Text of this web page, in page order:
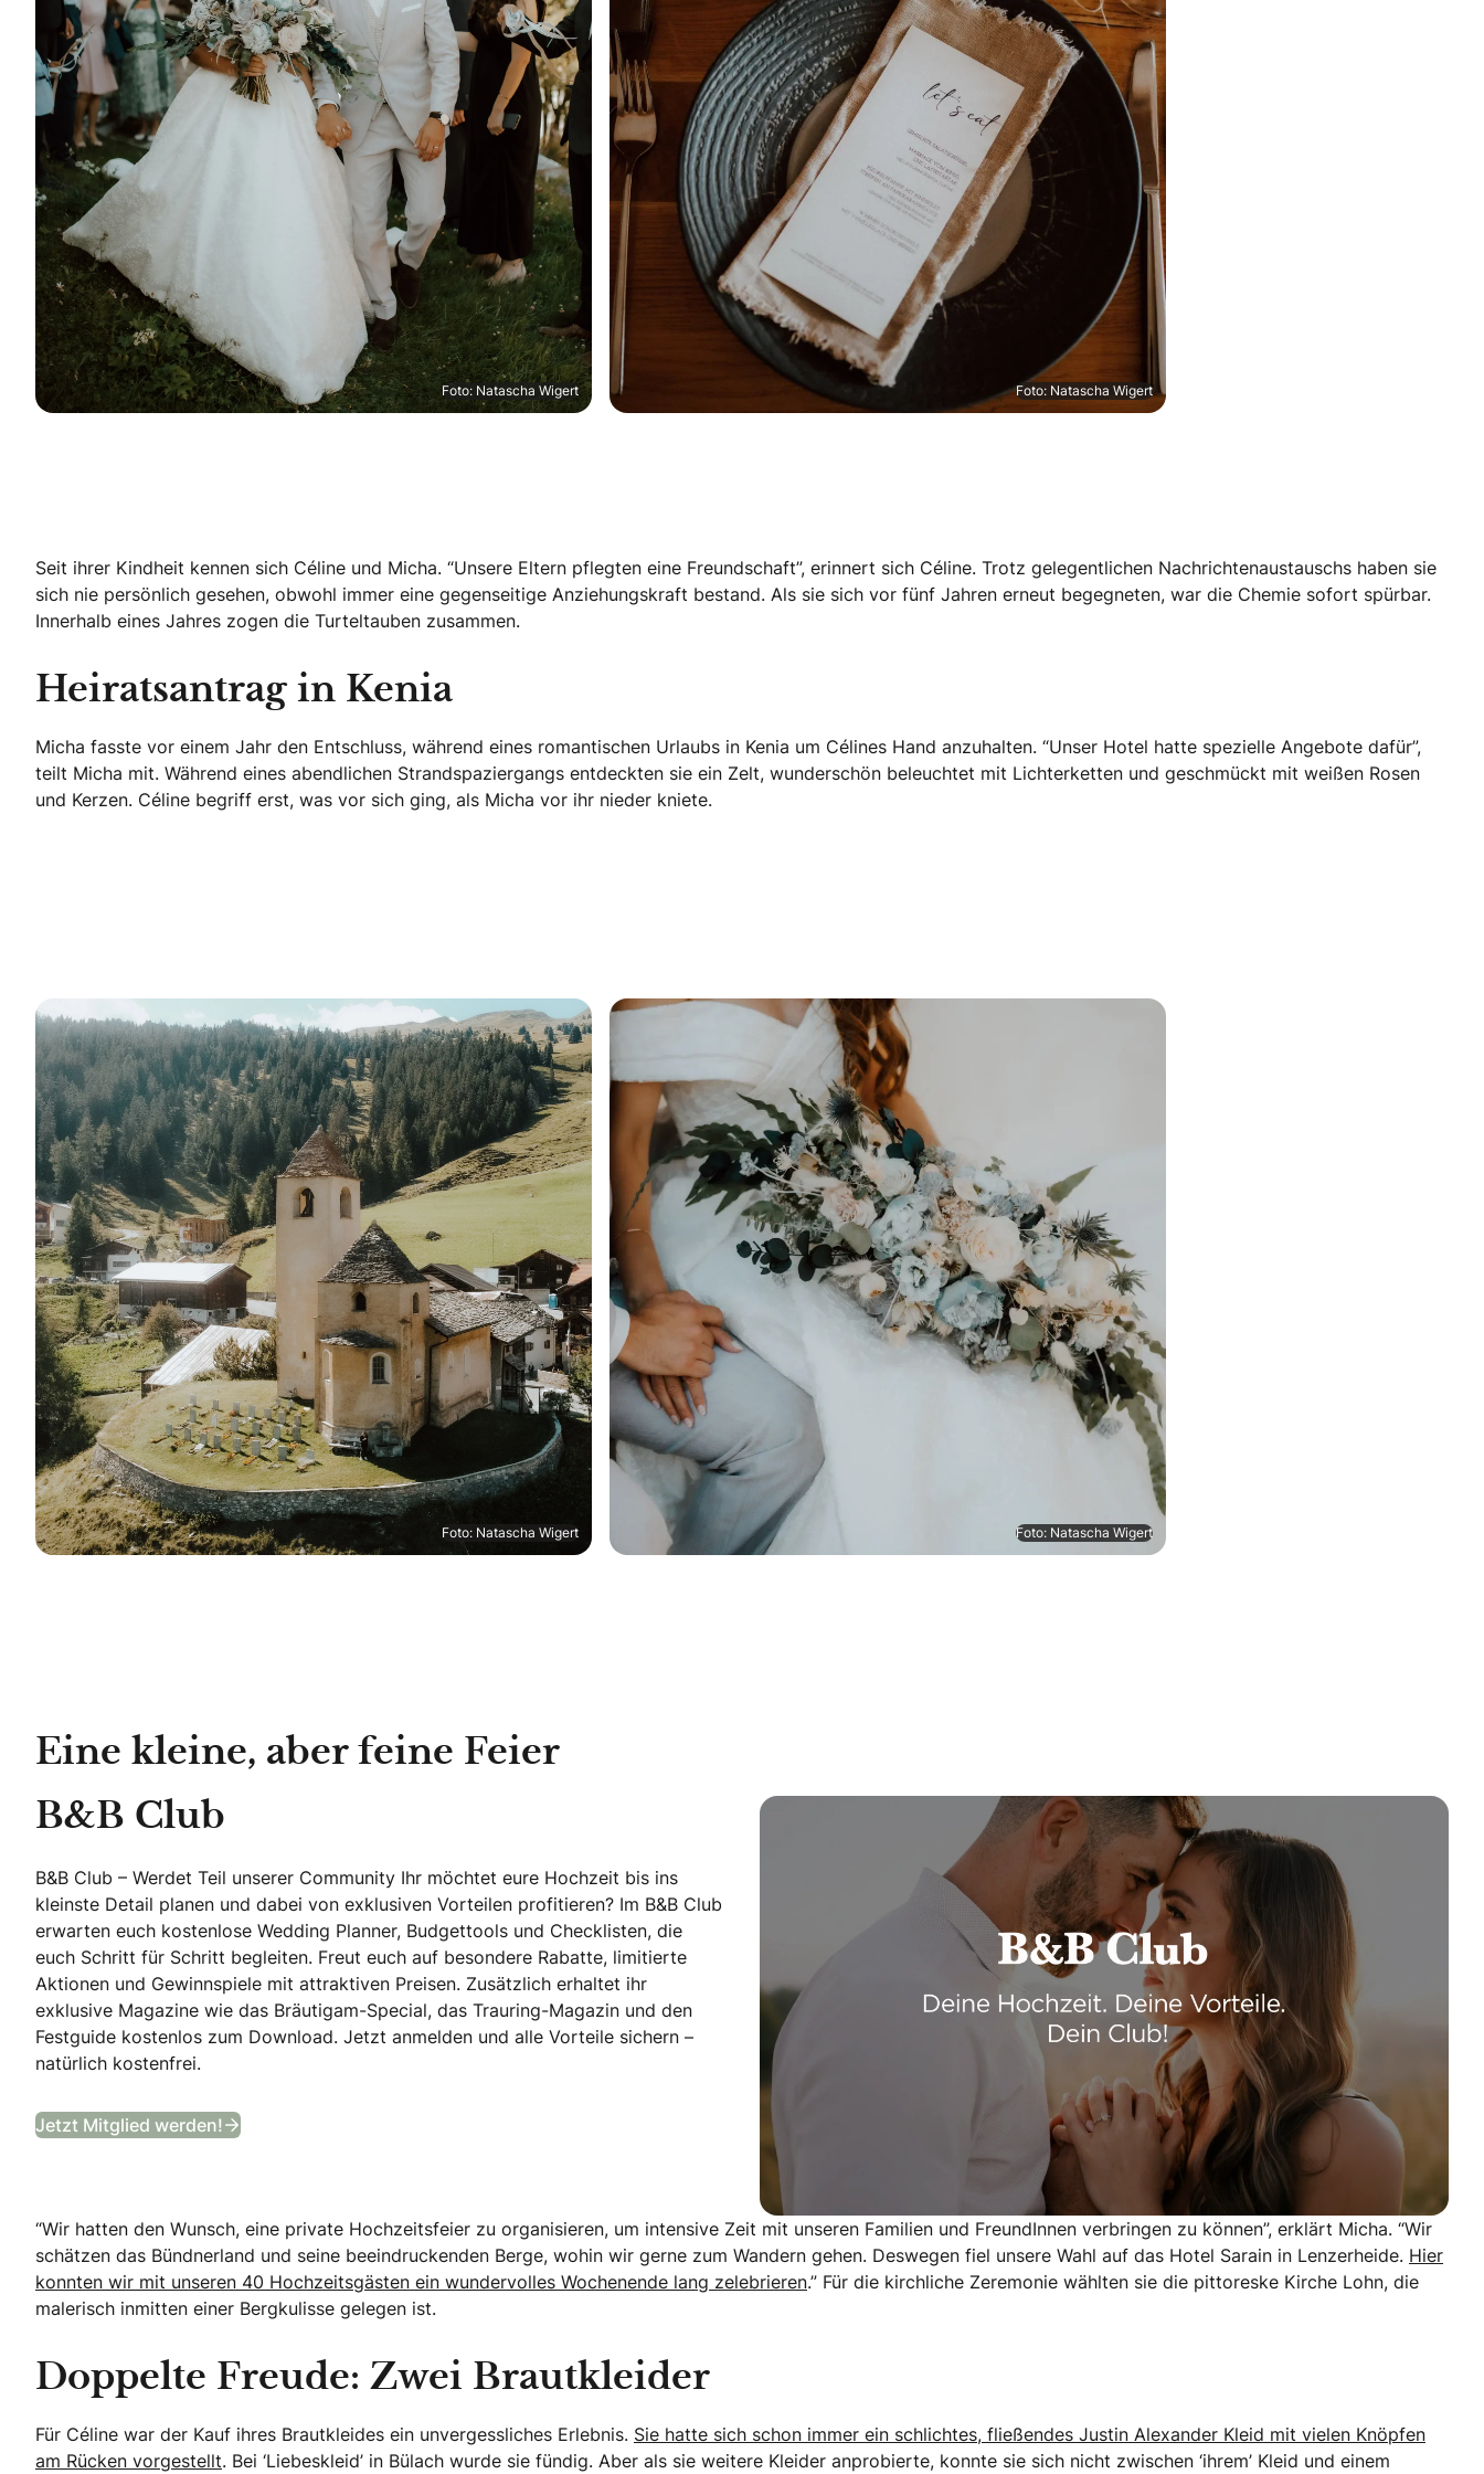
Foto: Natascha Wigert Foto: Natascha Wigert
Seit ihrer Kindheit kennen sich Céline und Micha. “Unsere Eltern pflegten eine Freundschaft”, erinnert sich Céline. Trotz gelegentlichen Nachrichtenaustauschs haben sie
sich nie persönlich gesehen, obwohl immer eine gegenseitige Anziehungskraft bestand. Als sie sich vor fünf Jahren erneut begegneten, war die Chemie sofort spürbar.
Innerhalb eines Jahres zogen die Turteltauben zusammen.
Heiratsantrag in Kenia
Micha fasste vor einem Jahr den Entschluss, während eines romantischen Urlaubs in Kenia um Célines Hand anzuhalten. “Unser Hotel hatte spezielle Angebote dafür”,
teilt Micha mit. Während eines abendlichen Strandspaziergangs entdeckten sie ein Zelt, wunderschön beleuchtet mit Lichterketten und geschmückt mit weißen Rosen
und Kerzen. Céline begriff erst, was vor sich ging, als Micha vor ihr nieder kniete.
Foto: Natascha Wigert Foto: Natascha Wigert
Eine kleine, aber feine Feier
B&B Club
B&B Club – Werdet Teil unserer Community Ihr möchtet eure Hochzeit bis ins
kleinste Detail planen und dabei von exklusiven Vorteilen profitieren? Im B&B Club
erwarten euch kostenlose Wedding Planner, Budgettools und Checklisten, die
euch Schritt für Schritt begleiten. Freut euch auf besondere Rabatte, limitierte
Aktionen und Gewinnspiele mit attraktiven Preisen. Zusätzlich erhaltet ihr
exklusive Magazine wie das Bräutigam-Special, das Trauring-Magazin und den
Festguide kostenlos zum Download. Jetzt anmelden und alle Vorteile sichern –
natürlich kostenfrei.
Jetzt Mitglied werden!
“Wir hatten den Wunsch, eine private Hochzeitsfeier zu organisieren, um intensive Zeit mit unseren Familien und FreundInnen verbringen zu können”, erklärt Micha. “Wir
schätzen das Bündnerland und seine beeindruckenden Berge, wohin wir gerne zum Wandern gehen. Deswegen fiel unsere Wahl auf das Hotel Sarain in Lenzerheide. Hier
konnten wir mit unseren 40 Hochzeitsgästen ein wundervolles Wochenende lang zelebrieren.” Für die kirchliche Zeremonie wählten sie die pittoreske Kirche Lohn, die
malerisch inmitten einer Bergkulisse gelegen ist.
Doppelte Freude: Zwei Brautkleider
Für Céline war der Kauf ihres Brautkleides ein unvergessliches Erlebnis. Sie hatte sich schon immer ein schlichtes, fließendes Justin Alexander Kleid mit vielen Knöpfen
am Rücken vorgestellt. Bei ‘Liebeskleid’ in Bülach wurde sie fündig. Aber als sie weitere Kleider anprobierte, konnte sie sich nicht zwischen ‘ihrem’ Kleid und einem